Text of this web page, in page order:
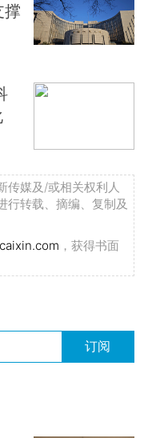
撑
传媒及/或相关权利人
行转载、摘编、复制及
，获得书面
订阅